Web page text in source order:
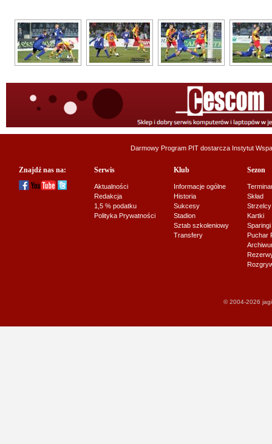
Darmowy Program PIT dostarcza Instytut
Znajdź nas na: Serwis
Aktualności
Redakcja
1,5 % podatku
Polityka Prywatności
Klub
Informacje ogólne
Historia
Sukcesy
Stadion
Sztab szkoleniowy
Transfery
Sezon
Skład
Strzelcy
Kartki
Sparingi
Puchar
© 2004-2026